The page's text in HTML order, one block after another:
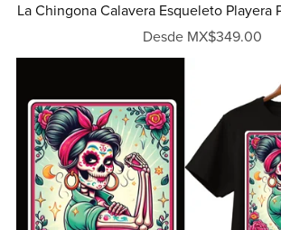
La Chingona Calavera Esqueleto Playera
Desde MX$349.00